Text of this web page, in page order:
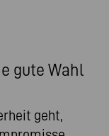
gute Wahl
geht,